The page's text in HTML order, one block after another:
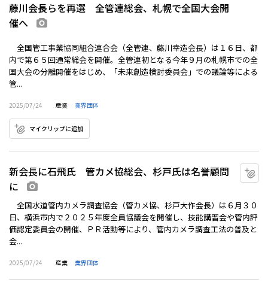
藤川会長らを再選 全管連総会、札幌で全国大会開
催へ
全国管工事業協同組合連合会（全管連、藤川幸造会長）は１６日、都
内で第６５回通常総会を開催。全管連初となる今年９月の札幌市での全
国大会の分離開催をはじめ、「未来創造検討委員会」での議論等による
管...
2025/07/24 産業 業界団体
マイクリップに追加
新会長に石飛氏 管カメ協総会、杉戸氏は名誉顧問
に
全国水道管内カメラ調査協会（管カメ協、杉戸大作会長）は６月３０
日、横浜市内で２０２５年度全員協議会を開催し、技能講習会や管内評
価認定委員会の開催、ＰＲ活動等により、管内カメラ調査工法の普及と
会...
2025/07/24 産業 業界団体